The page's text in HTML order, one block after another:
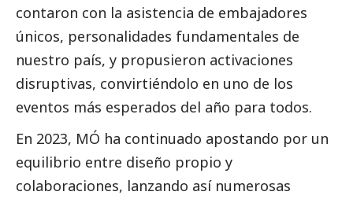
contaron con la asistencia de embajadores
únicos, personalidades fundamentales de
nuestro país, y propusieron activaciones
disruptivas, convirtiéndolo en uno de los
eventos más esperados del año para todos.
En 2023, MÓ ha continuado apostando por un
equilibrio entre diseño propio y
colaboraciones, lanzando así numerosas